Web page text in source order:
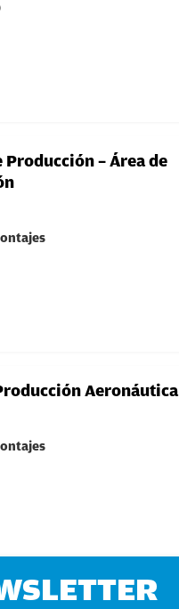
Producción – Área de
Aeronáutica